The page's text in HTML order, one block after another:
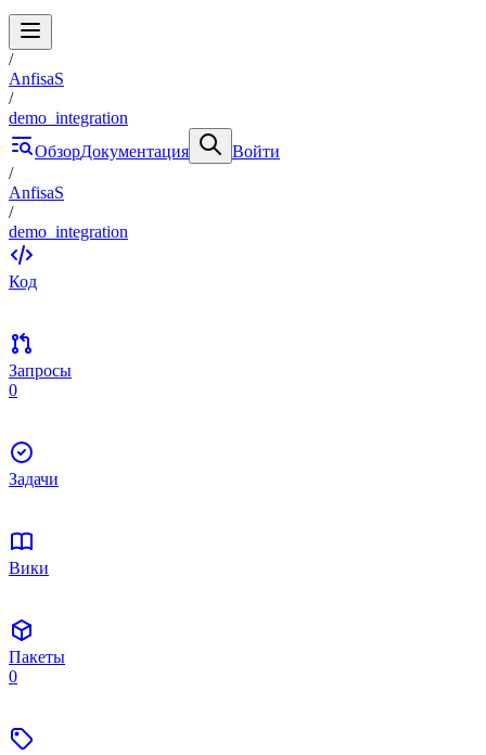
/
AnfisaS
/
demo_integration
ОбзорДокументация
Войти
/
AnfisaS
/
demo_integration
Код
Запросы
0
Задачи
Вики
Пакеты
0